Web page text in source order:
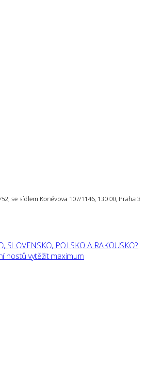
se sídlem Koněvova 107/1146, 130 00, Praha 3
POLSKO A RAKOUSKO?
hostů vytěžit maximum